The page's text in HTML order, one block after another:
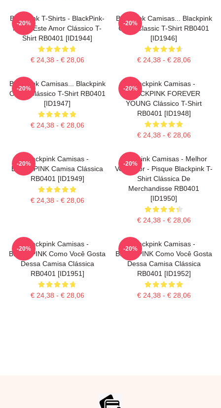
Blackpink T-Shirts - BlackPink-
Matar Este Amor Clássico T-
Shirt RB0401 [ID1944]
€ 24,38 - € 28,06
-20%
Blackpink Camisas... Blackpink
Cube Classic T-Shirt RB0401
[ID1946]
€ 24,38 - € 28,06
-20%
Blackpink Camisas... Blackpink
Olhos Clássico T-Shirt RB0401
[ID1947]
€ 24,38 - € 28,06
-20%
Blackpink Camisas -
BLACKPINK FOREVER
YOUNG Clássico T-Shirt
RB0401 [ID1948]
€ 24,38 - € 28,06
-20%
Blackpink Camisas -
BLACKPINK Camisa Clássica
RB0401 [ID1949]
€ 24,38 - € 28,06
-20%
Blackpink Camisas - Melhor
Vendedor - Pisque Blackpink T-
Shirt Clássica De
Merchandisse RB0401
[ID1950]
€ 24,38 - € 28,06
-20%
Blackpink Camisas -
BLACKPINK Como Você Gosta
Dessa Camisa Clássica
RB0401 [ID1951]
€ 24,38 - € 28,06
-20%
Blackpink Camisas -
BLACKPINK Como Você Gosta
Dessa Camisa Clássica
RB0401 [ID1952]
€ 24,38 - € 28,06
-20%